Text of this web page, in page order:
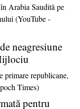
neagresiune
pentru